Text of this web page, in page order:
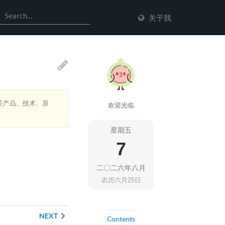
关于我
产品、技术、原
NEXT
欢迎光临
星期五
7
二〇二六年八月
农历六月25日
Contents